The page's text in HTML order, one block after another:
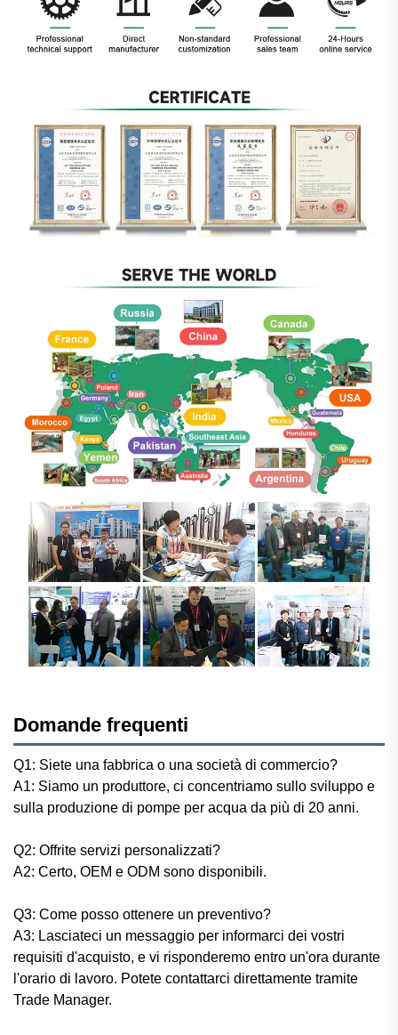
Domande frequenti
Q1: Siete una fabbrica o una società di commercio?
A1: Siamo un produttore, ci concentriamo sullo sviluppo e
sulla produzione di pompe per acqua da più di 20 anni.
Q2: Offrite servizi personalizzati?
A2: Certo, OEM e ODM sono disponibili.
Q3: Come posso ottenere un preventivo?
A3: Lasciateci un messaggio per informarci dei vostri
requisiti d'acquisto, e vi risponderemo entro un'ora durante
l'orario di lavoro. Potete contattarci direttamente tramite
Trade Manager.